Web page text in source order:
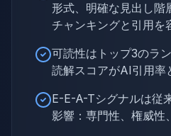
形式、明確な見出し
チャンキングと引用を
可読性はトップ3のラ
読解スコアがAI引用率
E-E-A-Tシグナルは従
影響：専門性、権威性